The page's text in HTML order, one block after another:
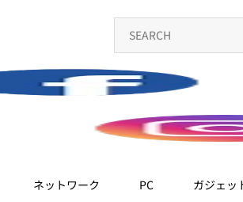
ネットワーク PC ガジェッ